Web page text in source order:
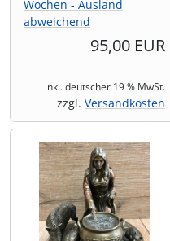
Wochen - Ausland
abweichend
95,00 EUR
inkl. deutscher 19 % MwSt.
zzgl. Versandkosten